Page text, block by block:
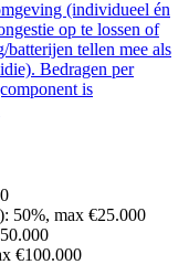
(individueel én
op te lossen of
tellen mee als
Bedragen per
is
50%, max €25.000
€100.000